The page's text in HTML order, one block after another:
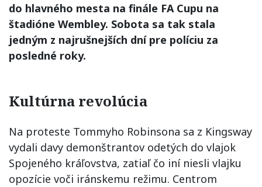
do hlavného mesta na finále FA Cupu na
štadióne Wembley. Sobota sa tak stala
jedným z najrušnejších dní pre políciu za
posledné roky.
Kultúrna revolúcia
Na proteste Tommyho Robinsona sa z Kingsway
vydali davy demonštrantov odetých do vlajok
Spojeného kráľovstva, zatiaľ čo iní niesli vlajku
opozície voči iránskemu režimu. Centrom